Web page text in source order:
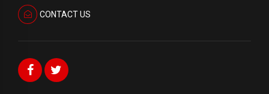
CONTACT US